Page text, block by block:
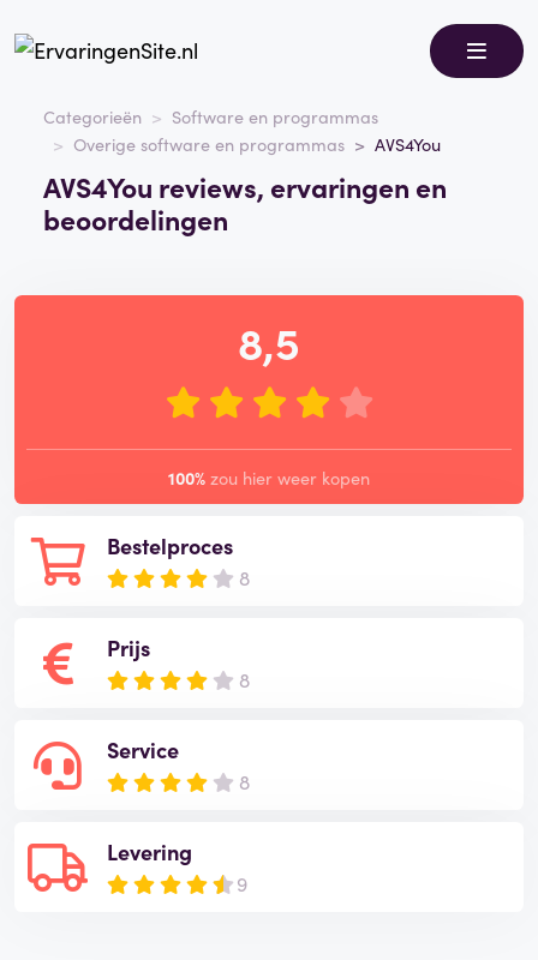
Categorieën
Software en programmas
Overige software en programmas
AVS4You
AVS4You reviews, ervaringen en
beoordelingen
Bestelproces
8
Prijs
8
Service
8
Levering
9
8,5
100% zou hier weer kopen